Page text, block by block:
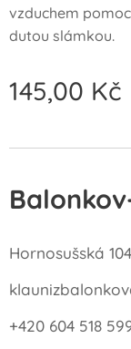
vzduchem
dutou slámkou.
145,00 Kč
Hornosušská
+420 604 518